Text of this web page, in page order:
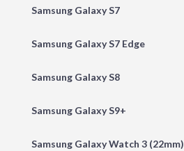
Samsung Galaxy S7
Samsung Galaxy S7 Edge
Samsung Galaxy S8
Samsung Galaxy S9+
Samsung Galaxy Watch 3 (22mm)